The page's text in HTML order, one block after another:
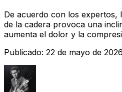
De acuerdo con los expertos,
de la cadera provoca una
aumenta el dolor y la
Publicado: 22 de mayo de